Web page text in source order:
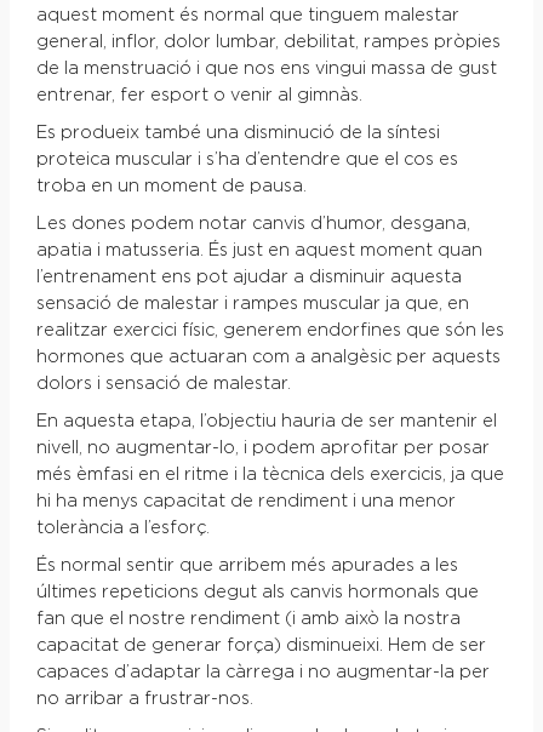
aquest moment és normal que tinguem malestar
general, inflor, dolor lumbar, debilitat, rampes pròpies
de la menstruació i que nos ens vingui massa de gust
entrenar, fer esport o venir al gimnàs.
Es produeix també una disminució de la síntesi
proteica muscular i s’ha d’entendre que el cos es
troba en un moment de pausa.
Les dones podem notar canvis d’humor, desgana,
apatia i matusseria. És just en aquest moment quan
l’entrenament ens pot ajudar a disminuir aquesta
sensació de malestar i rampes muscular ja que, en
realitzar exercici físic, generem endorfines que són les
hormones que actuaran com a analgèsic per aquests
dolors i sensació de malestar.
En aquesta etapa, l’objectiu hauria de ser mantenir el
nivell, no augmentar-lo, i podem aprofitar per posar
més èmfasi en el ritme i la tècnica dels exercicis, ja que
hi ha menys capacitat de rendiment i una menor
tolerància a l’esforç.
És normal sentir que arribem més apurades a les
últimes repeticions degut als canvis hormonals que
fan que el nostre rendiment (i amb això la nostra
capacitat de generar força) disminueixi. Hem de ser
capaces d’adaptar la càrrega i no augmentar-la per
no arribar a frustrar-nos.